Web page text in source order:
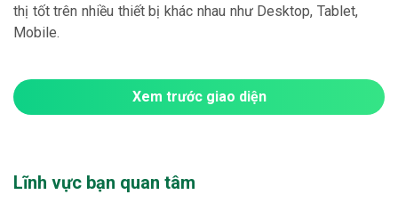
thị tốt trên nhiều thiết bị khác nhau như Desktop, Tablet,
Mobile.
Xem trước giao diện
Lĩnh vực bạn quan tâm